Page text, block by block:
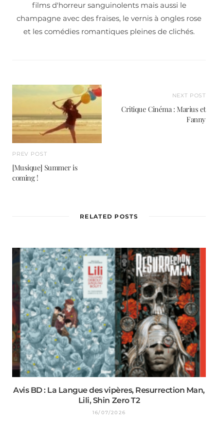
films d'horreur sanguinolents mais aussi le
champagne avec des fraises, le vernis à ongles rose
et les comédies romantiques pleines de clichés.
PREV POST
[Musique] Summer is
coming !
NEXT POST
Critique Cinéma : Marius et
Fanny
RELATED POSTS
Avis BD : La Langue des vipères, Resurrection Man,
Lili, Shin Zero T2
16/07/2026